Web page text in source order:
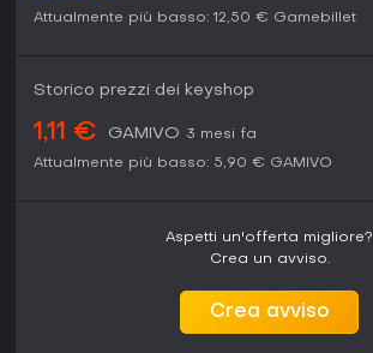
Attualmente più basso: 12,50 € Gamebillet
Storico prezzi dei keyshop
1,11 € GAMIVO 3 mesi fa
Attualmente più basso: 5,90 € GAMIVO
Aspetti un'offerta migliore?
Crea un avviso.
Crea avviso